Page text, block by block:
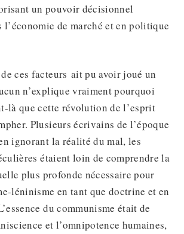
un pouvoir décisionnel
l’économie de marché et en politique
ces facteurs ait pu avoir joué un
n’explique vraiment pourquoi
là que cette révolution de l’esprit
Plusieurs écrivains de l’époque
ignorant la réalité du mal, les
étaient loin de comprendre la
plus profonde nécessaire pour
léninisme en tant que doctrine et en
du communisme était de
et l’omnipotence humaines,